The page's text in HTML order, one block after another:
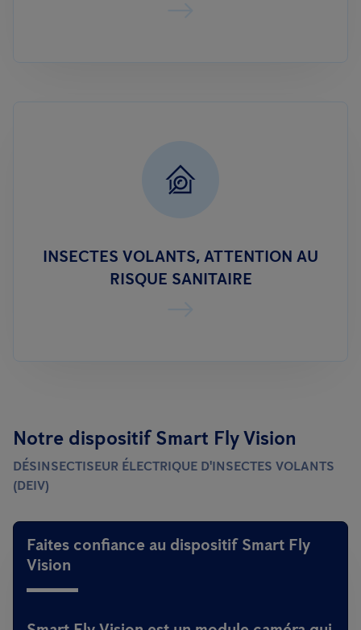
INSECTES VOLANTS, ATTENTION AU
RISQUE SANITAIRE
Notre dispositif Smart Fly Vision
DÉSINSECTISEUR ÉLECTRIQUE D'INSECTES VOLANTS
(DEIV)
Faites confiance au dispositif Smart Fly
Vision